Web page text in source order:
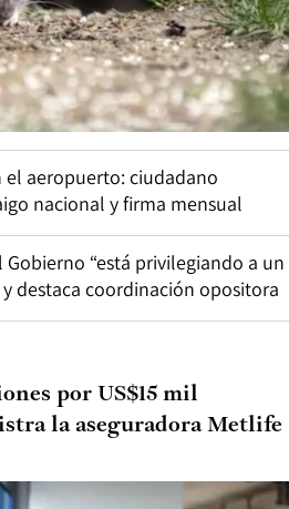
aeropuerto: ciudadano
nacional y firma mensual
“está privilegiando a un
destaca coordinación opositora
por US$15 mil
la aseguradora Metlife